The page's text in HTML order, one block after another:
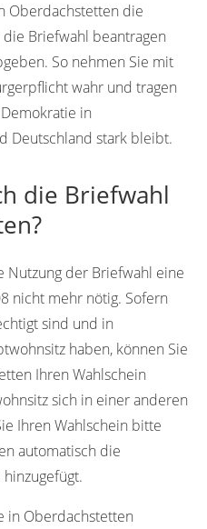
Oberdachstetten die
Briefwahl beantragen
So nehmen Sie mit
wahr und tragen
in
Deutschland stark bleibt.
die Briefwahl
Nutzung der Briefwahl eine
nicht mehr nötig. Sofern
sind und in
haben, können Sie
Ihren Wahlschein
sich in einer anderen
Ihren Wahlschein bitte
automatisch die
in Oberdachstetten